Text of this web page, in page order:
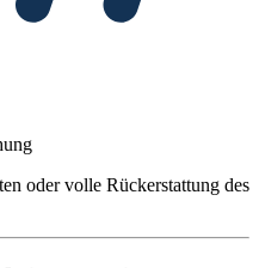
oder volle Rückerstattung des